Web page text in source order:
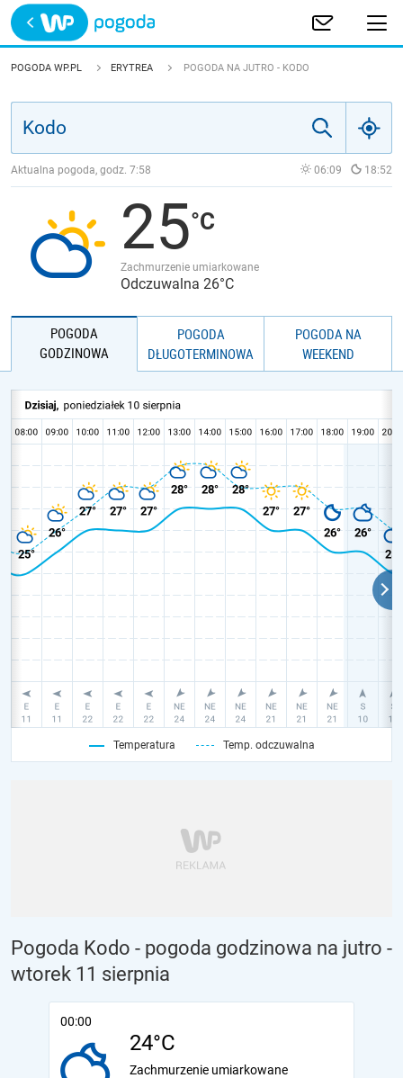
Trwa ładowanie
POLSKA
JAKOŚĆ POWIETRZA
POGODA WP.PL ERYTREA POGODA NA JUTRO - KODO
Aktualna pogoda, godz. 7:58 06:09 18:52
25
Zachmurzenie umiarkowane
Odczuwalna 26°C
POGODA
GODZINOWA
POGODA
DŁUGOTERMINOWA
POGODA NA
WEEKEND
Temperatura Temp. odczuwalna
Pogoda Kodo - pogoda godzinowa na jutro -
wtorek 11 sierpnia
00:00
24°C
Zachmurzenie umiarkowane